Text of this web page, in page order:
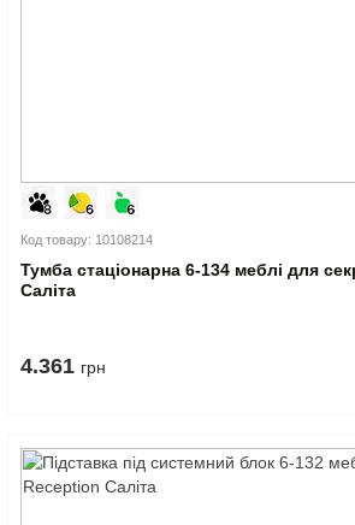
Код товару: 10108214
Тумба стаціонарна 6-134 меблі для
Саліта
4.361 грн